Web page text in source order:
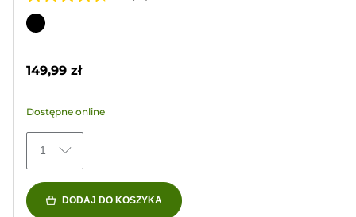
4.7
na
37
Wkład
149,99 zł
Dostępne online
1
DODAJ DO KOSZYKA